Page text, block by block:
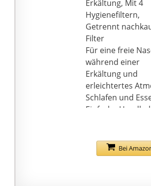
Erkältung, Mit 4
Hygienefiltern,
Getrennt
Filter
Für eine freie
während einer
Erkältung und
erleichtertes
Schlafen und
Einfache
Abgerundete
durch Saugen
Mundstück
Nasensekret
Bei